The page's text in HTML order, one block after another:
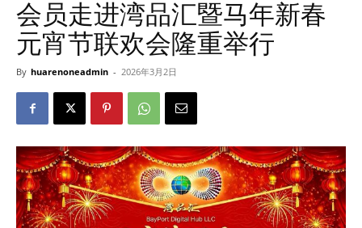
会员走进湾品汇暨马年新春
元宵节联欢会隆重举行
By huarenoneadmin - 2026年3月2日